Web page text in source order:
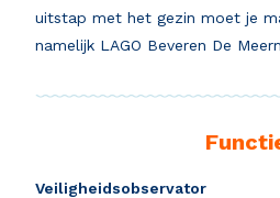
uitstap met het gezin moet je
namelijk LAGO Beveren De
Veiligheidsobservator